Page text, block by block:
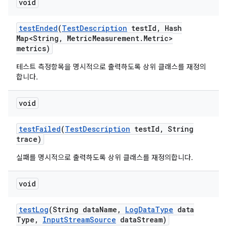
void
testEnded(TestDescription testId ,
Hash
Map<String , MetricMeasurement. Metric>
metrics)
테스트 측정항목을 명시적으로 출력하도록 상위 클래스를 재정의
합니다.
void
testFailed(TestDescription testId , String
trace)
실패를 명시적으로 출력하도록 상위 클래스를 재정의합니다.
void
testLog(String dataName , LogDataType data
Type , InputStreamSource dataStream)